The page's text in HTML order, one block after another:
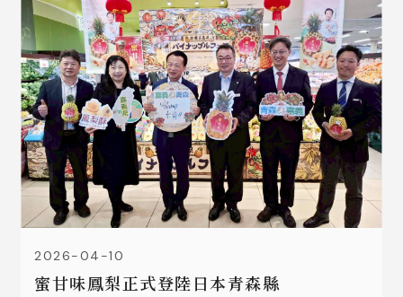
2026-04-10
蜜甘味鳳梨正式登陸日本青森縣